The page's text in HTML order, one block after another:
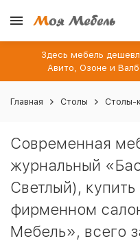
Здесь мебель
Авито, Озоне и
Главная Столы Столы-
Современная
журнальный
Светлый),
фирменном
Мебель», всего